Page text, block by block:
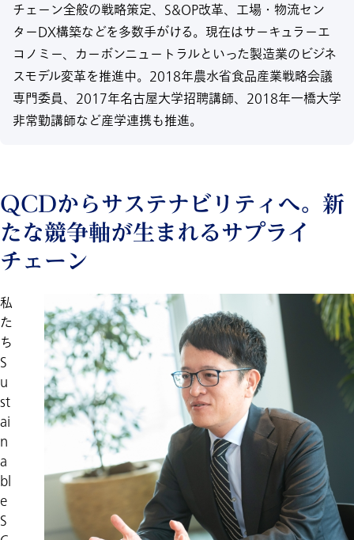
チェーン全般の戦略策定、S&OP改革、工場・物流セン
ターDX構築などを多数手がける。現在はサーキュラーエ
コノミー、カーボンニュートラルといった製造業のビジネ
スモデル変革を推進中。2018年農水省食品産業戦略会議
専門委員、2017年名古屋大学招聘講師、2018年一橋大学
非常勤講師など産学連携も推進。
QCDからサステナビリティへ。新
たな競争軸が生まれるサプライ
チェーン
私
た
ち
S
u
st
ai
n
a
bl
e
S